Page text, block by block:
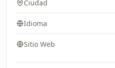
Ciudad
Idioma
Sitio Web